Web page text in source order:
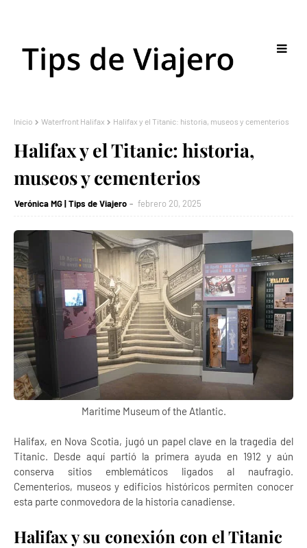
Inicio Waterfront Halifax Halifax y el Titanic: historia, museos y cementerios
Halifax y el Titanic: historia,
museos y cementerios
Verónica MG | Tips de Viajero febrero 20, 2025
Maritime Museum of the Atlantic.
Halifax, en Nova Scotia, jugó un papel clave en la tragedia del
Titanic. Desde aquí partió la primera ayuda en 1912 y aún
conserva sitios emblemáticos ligados al naufragio.
Cementerios, museos y edificios históricos permiten conocer
esta parte conmovedora de la historia canadiense.
Halifax y su conexión con el Titanic